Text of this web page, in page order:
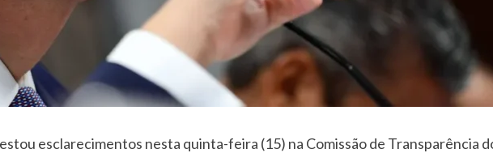
esclarecimentos nesta quinta-feira (15) na Comissão de Transparência